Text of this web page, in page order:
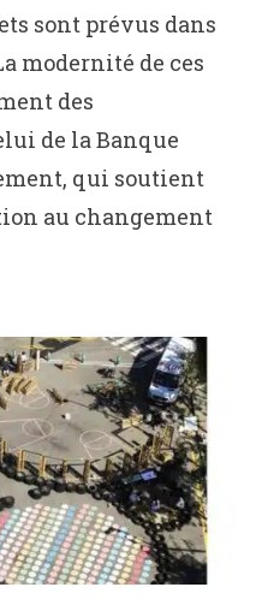
sont prévus dans
modernité de ces
des
de la Banque
qui soutient
au changement